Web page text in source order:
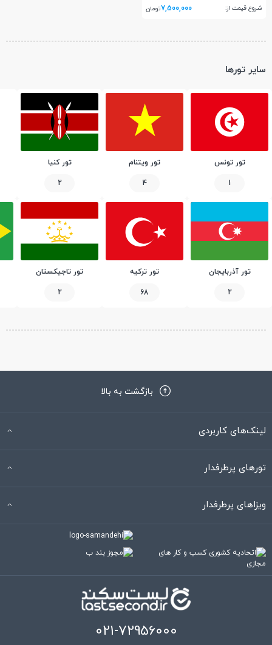
شروع قیمت از: 7,500,000تومان
سایر تورها
تور تونس
1
تور ویتنام
4
تور کنیا
2
تور آذربایجان
2
تور ترکیه
68
تور تاجیکستان
2
بازگشت به بالا
لینک‌های کاربردی
تورهای پرطرفدار
ویزاهای پرطرفدار
021-72956000